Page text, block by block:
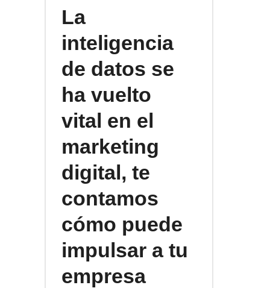
La
inteligencia
de datos se
ha vuelto
vital en el
marketing
digital, te
contamos
cómo puede
impulsar a tu
empresa